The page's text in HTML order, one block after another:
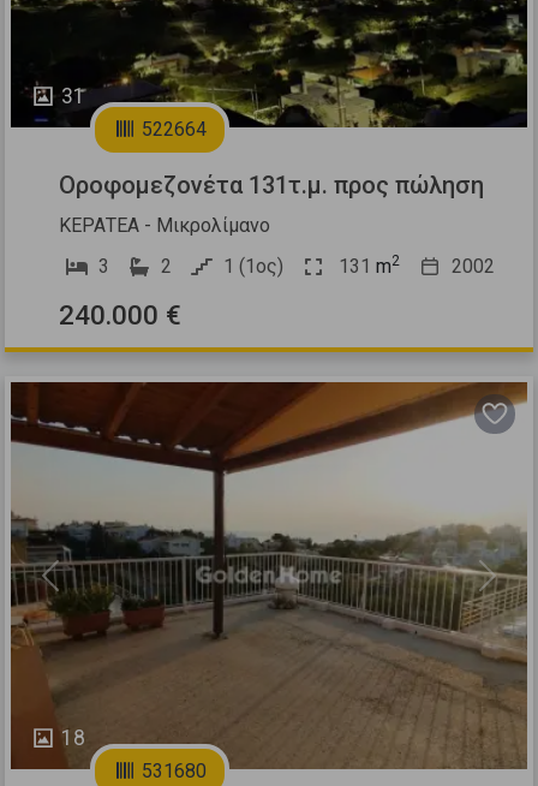
31
522664
Οροφομεζονέτα 131τ.μ. προς πώληση
ΚΕΡΑΤΕΑ - Μικρολίμανο
3
2 1 (1ος) 131 m2 2002
240.000 €
18
Previous Next
531680